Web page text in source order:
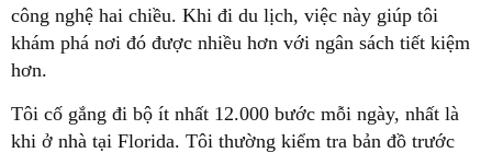
công nghệ hai chiều. Khi đi du lịch, việc này giúp tôi
khám phá nơi đó được nhiều hơn với ngân sách tiết kiệm
hơn.
Tôi cố gắng đi bộ ít nhất 12.000 bước mỗi ngày, nhất là
khi ở nhà tại Florida. Tôi thường kiểm tra bản đồ trước